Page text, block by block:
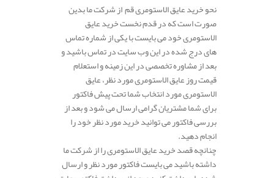
نحو خرید عایق الاستومری قم از شرکت ما بدین
صورت است که در قدم نخست خرید عایق
الاستومری خود می بایست با یکی از شماره تماس
های درج شده در این وب سایت در تماس باشید و
بعد از مشاوره تخصصی در این زمینه و استعلام
قیمت روز عایق الاستومری مورد نظر، عایق
الاستومری مورد انتخاب شما تحت پیش فاکتور
برای شما مشتریان گرامی ارسال می شود و بعد از
بررسی فاکتور می توانید خرید مورد نظر خود را
انجام دهید.
چنانچه قصد خرید عایق الاستومری را از شرکت ما
داشته باشید می بایست فاکتور مورد نظر و ارسال